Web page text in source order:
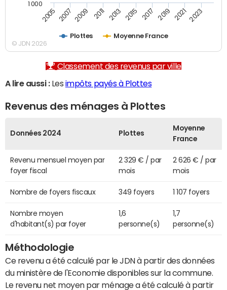
Plottes Moyenne France
2005 2007 2009 2011 2013 2015 2017 2019 2021 2023
1 000
© JDN 2026
Classement des revenus par ville
A lire aussi :Les impôts payés à Plottes
Revenus des ménages à Plottes
Données 2024 Plottes
Moyenne
France
Revenu mensuel moyen par
foyer fiscal
2 329 € / par
mois
2 626 € / par
mois
Nombre de foyers fiscaux 349 foyers 1 107 foyers
Nombre moyen
d'habitant(s) par foyer
1,6
personne(s)
1,7
personne(s)
Méthodologie
Ce revenu a été calculé par le JDN à partir des données
du ministère de l'Economie disponibles sur la commune.
Le revenu net moyen par ménage a été calculé à partir